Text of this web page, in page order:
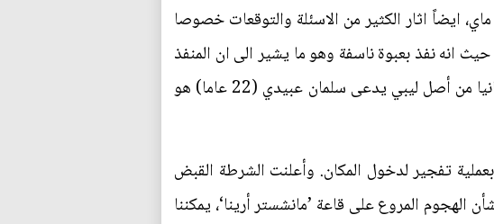
ايضاً اثار الكثير من الاسئلة والتوقعات خصوصا
انه نفذ بعبوة ناسفة وهو ما يشير الى ان المنفذ
ليس منفرداً، الامر الذي عده الكثير تحدي كبير للأجهزة الامنية، التي كشفت أن شابا بريطانيا من أصل ليبي يدعى سلمان عبيدي (22 عاما) هو
تفجير لدخول المكان. وأعلنت الشرطة القبض
المروع على قاعة ’مانشستر أرينا‘، يمكننا